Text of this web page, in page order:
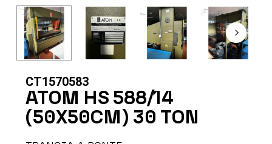
CT1570583
ATOM HS 588/14
(50X50CM) 30 TON